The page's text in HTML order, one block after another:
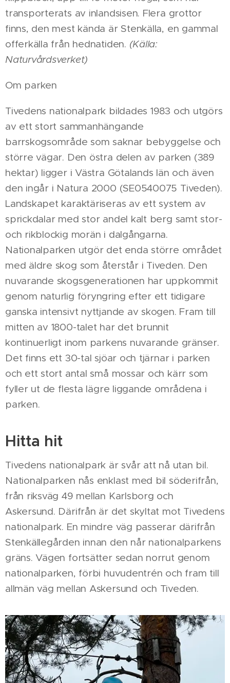
transporterats av inlandsisen. Flera grottor
finns, den mest kända är Stenkälla, en gammal
offerkälla från hednatiden. (Källa:
Naturvårdsverket)
Om parken
Tivedens nationalpark bildades 1983 och utgörs
av ett stort sammanhängande
barrskogsområde som saknar bebyggelse och
större vägar. Den östra delen av parken (389
hektar) ligger i Västra Götalands län och även
den ingår i Natura 2000 (SE0540075 Tiveden).
Landskapet karaktäriseras av ett system av
sprickdalar med stor andel kalt berg samt stor-
och rikblockig morän i dalgångarna.
Nationalparken utgör det enda större området
med äldre skog som återstår i Tiveden. Den
nuvarande skogsgenerationen har uppkommit
genom naturlig föryngring efter ett tidigare
ganska intensivt nyttjande av skogen. Fram till
mitten av 1800-talet har det brunnit
kontinuerligt inom parkens nuvarande gränser.
Det finns ett 30-tal sjöar och tjärnar i parken
och ett stort antal små mossar och kärr som
fyller ut de flesta lägre liggande områdena i
parken.
Hitta hit
Tivedens nationalpark är svår att nå utan bil.
Nationalparken nås enklast med bil söderifrån,
från riksväg 49 mellan Karlsborg och
Askersund. Därifrån är det skyltat mot Tivedens
nationalpark. En mindre väg passerar därifrån
Stenkällegården innan den når nationalparkens
gräns. Vägen fortsätter sedan norrut genom
nationalparken, förbi huvudentrén och fram till
allmän väg mellan Askersund och Tiveden.